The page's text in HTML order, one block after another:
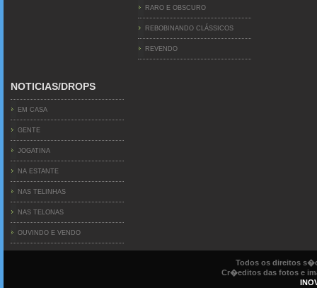
RARO E OBSCURO
REBOBINANDO CLÁSSICOS
REVENDO
NOTICIAS/DROPS
EM CASA
GENTE
JOGATINA
NA ESTANTE
NAS TELINHAS
NAS TELONAS
OUVINDO E VENDO
Todos os direitos
Cr�editos das fotos e